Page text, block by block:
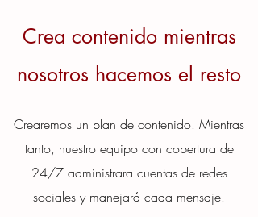
Crea contenido mientras
nosotros hacemos el resto
Crearemos un plan de contenido. Mientras
tanto, nuestro equipo con cobertura de
24/7 administrara cuentas de redes
sociales y manejará cada mensaje.